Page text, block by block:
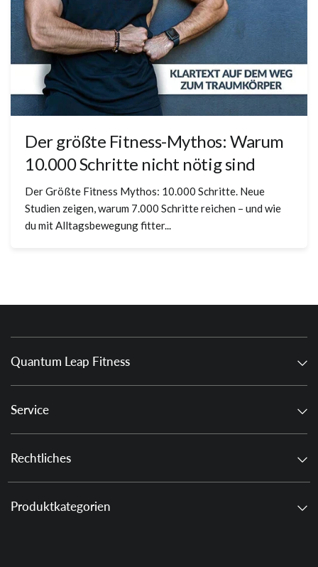
Der größte Fitness-Mythos: Warum
10.000 Schritte nicht nötig sind
Der Größte Fitness Mythos: 10.000 Schritte. Neue
Studien zeigen, warum 7.000 Schritte reichen – und wie
du mit Alltagsbewegung fitter...
Quantum Leap Fitness
Service
Rechtliches
Produktkategorien